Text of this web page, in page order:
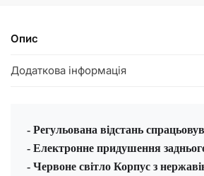
Опис
Додаткова інформація
- Регульована відстань
- Електронне придушення
- Червоне світло Корпус з